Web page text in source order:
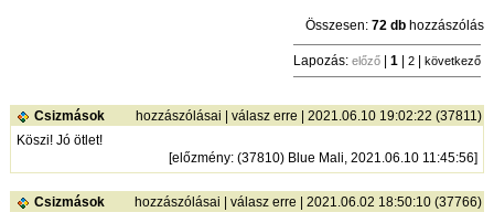
Összesen:72 db hozzászólás
Lapozás:előző |1 2 |következő
Csizmások hozzászólásai |válasz erre | 2021.06.10 19:02:22 (37811)
Köszi! Jó ötlet!
[előzmény: (37810) Blue Mali, 2021.06.10 11:45:56]
Csizmások hozzászólásai |válasz erre | 2021.06.02 18:50:10 (37766)